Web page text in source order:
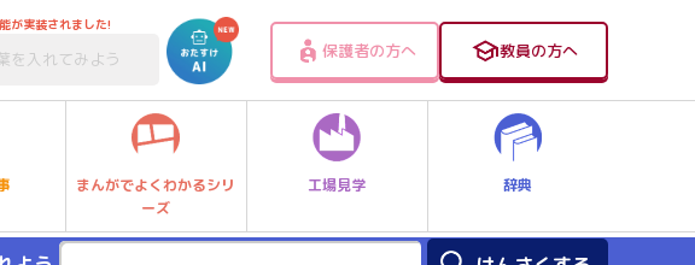
が実装されました!
保護者の方へ 教員の方へ
まんがでよくわかるシリ
ーズ
工場見学 辞典